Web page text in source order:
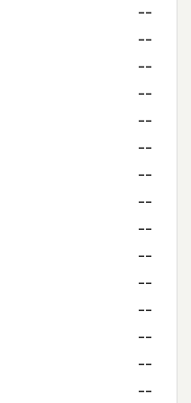
--
--
--
--
--
--
--
--
--
--
--
--
--
--
--